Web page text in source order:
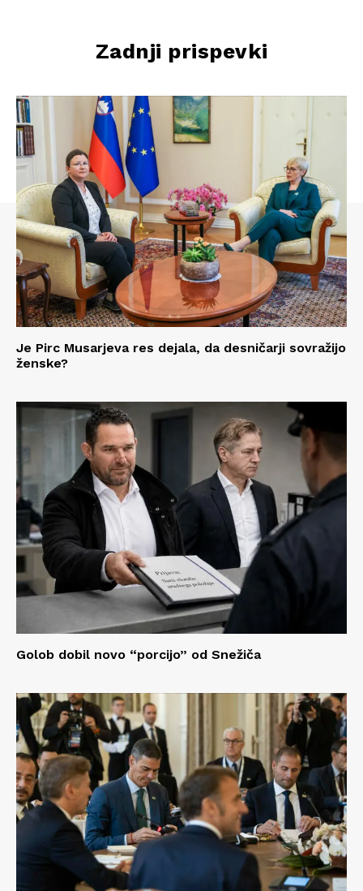
Zadnji prispevki
Je Pirc Musarjeva res dejala, da desničarji sovražijo
ženske?
Golob dobil novo “porcijo” od Snežiča